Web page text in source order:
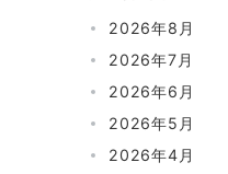
2026年8月
2026年7月
2026年6月
2026年5月
2026年4月